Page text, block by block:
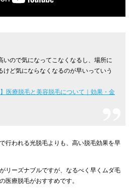
いので気になってこなくなるし、場所に
けど気にならなくなるのが早いっていう
医療脱毛と美容脱毛について｜効果・金
行われる光脱毛よりも、高い脱毛効果を早
リーズナブルですが、なるべく早くムダ毛
医療脱毛がおすすめです。